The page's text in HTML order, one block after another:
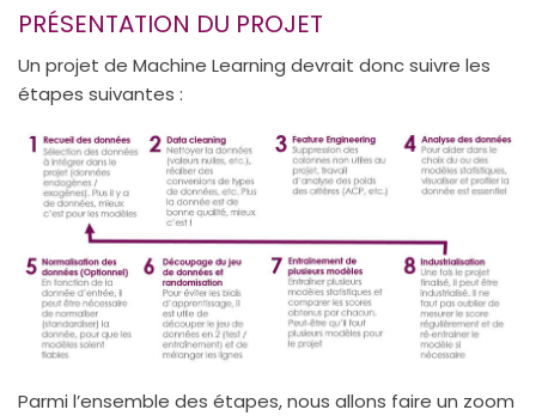
PRÉSENTATION DU PROJET
Un projet de Machine Learning devrait donc suivre les
étapes suivantes :
Parmi l’ensemble des étapes, nous allons faire un zoom